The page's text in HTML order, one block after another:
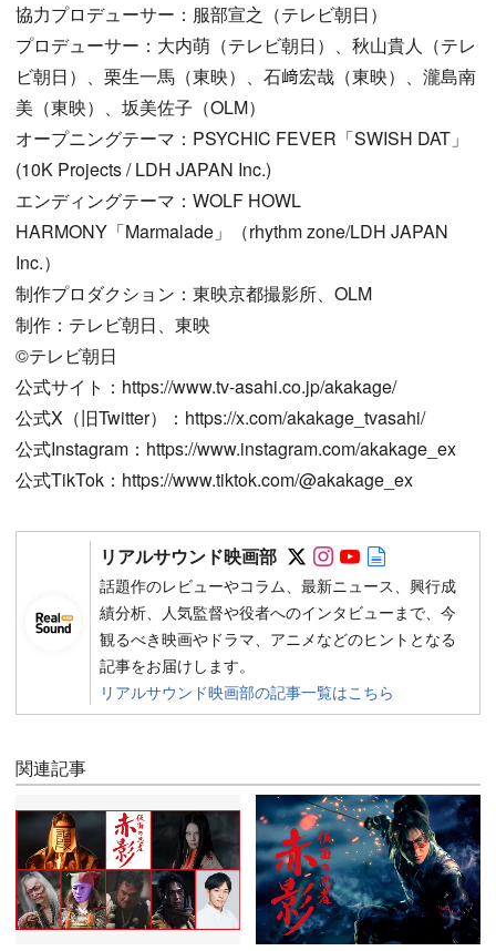
協力プロデューサー：服部宣之（テレビ朝日）
プロデューサー：大内萌（テレビ朝日）、秋山貴人（テレ
ビ朝日）、栗生一馬（東映）、石﨑宏哉（東映）、瀧島南
美（東映）、坂美佐子（OLM）
オープニングテーマ：PSYCHIC FEVER「SWISH DAT」
(10K Projects / LDH JAPAN Inc.)
エンディングテーマ：WOLF HOWL
HARMONY「Marmalade」（rhythm zone/LDH JAPAN
Inc.）
制作プロダクション：東映京都撮影所、OLM
制作：テレビ朝日、東映
©︎テレビ朝日
公式サイト：https://www.tv-asahi.co.jp/akakage/
公式X（旧Twitter）：https://x.com/akakage_tvasahi/
公式Instagram：https://www.instagram.com/akakage_ex
公式TikTok：https://www.tiktok.com/@akakage_ex
リアルサウンド映画部 Follow on SNS
Follow on SNS
Follow on
話題作のレビューやコラム、最新ニュース、興行成
績分析、人気監督や役者へのインタビューまで、今
観るべき映画やドラマ、アニメなどのヒントとなる
記事をお届けします。
リアルサウンド映画部の記事一覧はこちら
関連記事